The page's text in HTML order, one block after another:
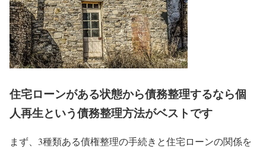
住宅ローンがある状態から債務整理するなら個
人再生という債務整理方法がベストです
まず、3種類ある債権整理の手続きと住宅ローンの関係を